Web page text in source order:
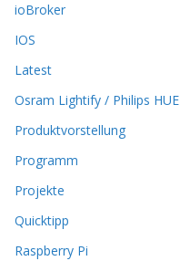
o
n
n
k
n
e
n
u
f
ioBroker
IOS
Latest
Osram Lightify / Philips HUE
Produktvorstellung
Programm
Projekte
Quicktipp
Raspberry Pi